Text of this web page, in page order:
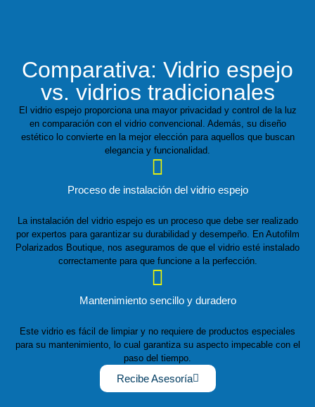
Comparativa: Vidrio espejo
vs. vidrios tradicionales
El vidrio espejo proporciona una mayor privacidad y control de la luz
en comparación con el vidrio convencional. Además, su diseño
estético lo convierte en la mejor elección para aquellos que buscan
elegancia y funcionalidad.
Proceso de instalación del vidrio espejo
La instalación del vidrio espejo es un proceso que debe ser realizado
por expertos para garantizar su durabilidad y desempeño. En Autofilm
Polarizados Boutique, nos aseguramos de que el vidrio esté instalado
correctamente para que funcione a la perfección.
Mantenimiento sencillo y duradero
Este vidrio es fácil de limpiar y no requiere de productos especiales
para su mantenimiento, lo cual garantiza su aspecto impecable con el
paso del tiempo.
Recibe Asesoría